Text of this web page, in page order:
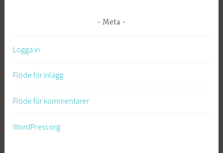
Meta
Logga in
Flöde för inlägg
Flöde för kommentarer
WordPress.org